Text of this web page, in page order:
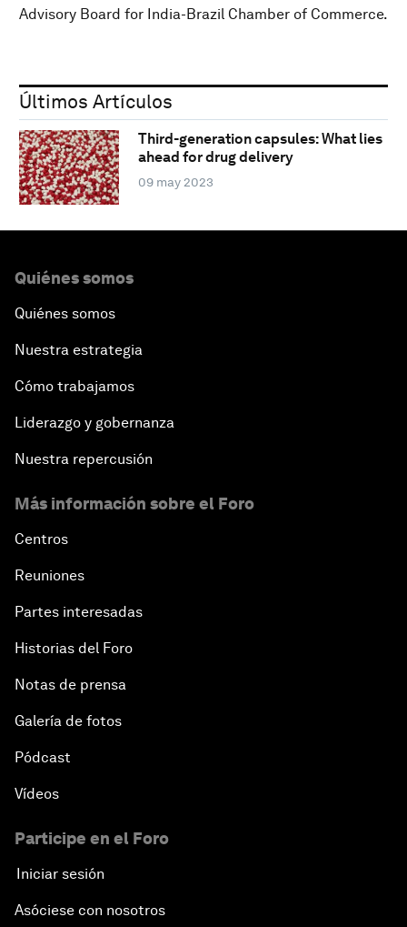
Advisory Board for India-Brazil Chamber of Commerce.
Últimos Artículos
Third-generation capsules: What lies
ahead for drug delivery
09 may 2023
Quiénes somos
Quiénes somos
Nuestra estrategia
Cómo trabajamos
Liderazgo y gobernanza
Nuestra repercusión
Más información sobre el Foro
Centros
Reuniones
Partes interesadas
Historias del Foro
Notas de prensa
Galería de fotos
Pódcast
Vídeos
Participe en el Foro
Iniciar sesión
Asóciese con nosotros